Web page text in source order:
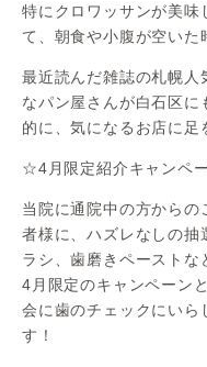
特にクロワッサンが美味
て、朝食や小腹が空いた
最近読んだ雑誌の札幌人
なパン屋さんが白石区に
的に、気になるお店に足
☆4月限定紹介キャンペ
当院に通院中の方からの
者様に、ハズレなしの抽
ラシ、歯磨きペーストな
4月限定のキャンペーン
会に歯のチェックにいら
す！